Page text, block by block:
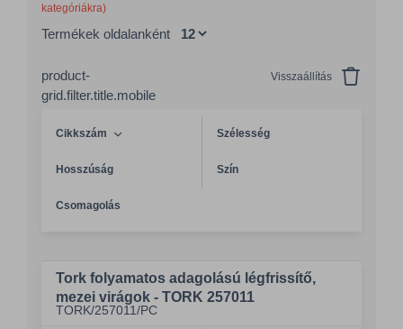
kategóriákra)
Termékek oldalanként
product-
grid.filter.title.mobile
Visszaállítás
Cikkszám Szélesség
Hosszúság Szín
Csomagolás
Tork folyamatos adagolású légfrissítő,
mezei virágok - TORK 257011
TORK/257011/PC